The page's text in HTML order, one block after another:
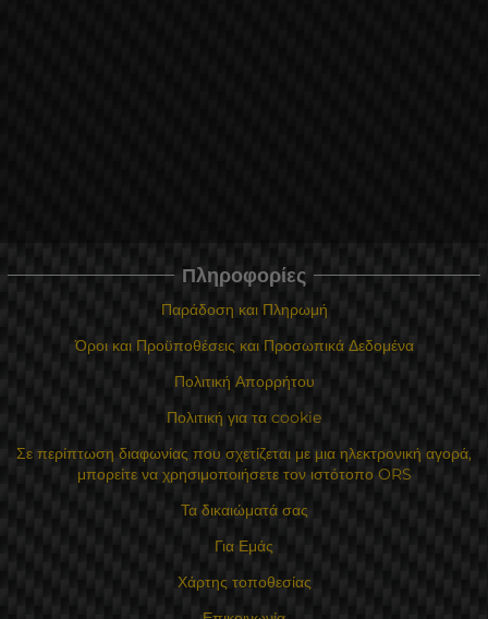
Πληροφορίες
Παράδοση και Πληρωμή
Όροι και Προϋποθέσεις και Προσωπικά Δεδομένα
Πολιτική Απορρήτου
Πολιτική για τα cookie
Σε περίπτωση διαφωνίας που σχετίζεται με μια ηλεκτρονική αγορά,
μπορείτε να χρησιμοποιήσετε τον ιστότοπο ORS
Τα δικαιώματά σας
Για Εμάς
Χάρτης τοποθεσίας